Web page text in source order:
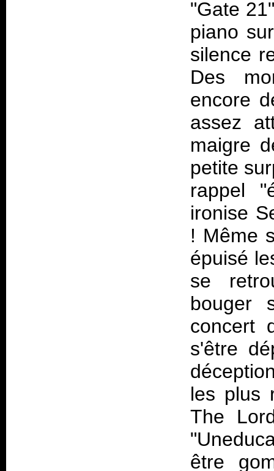
"Gate
piano
silence
Des
encore
assez
maigre
petite
rappel
ironise
! Même
épuisé
se
bouger
concert
s'être
les plus
The
être